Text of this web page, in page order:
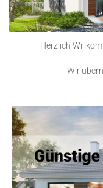
Herzlich
Wir